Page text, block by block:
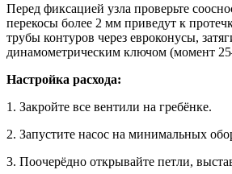
Перед фиксацией узла проверьте
перекосы более 2 мм приведут к
трубы контуров через евроконусы,
динамометрическим ключом (момент
Настройка расхода:
1. Закройте все вентили на гребёнке.
2. Запустите насос на минимальных
3. Поочерёдно открывайте петли,